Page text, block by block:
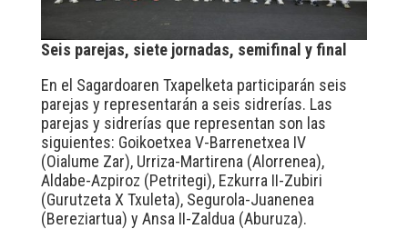
Seis parejas, siete jornadas, semifinal y final
En el Sagardoaren Txapelketa participarán seis
parejas y representarán a seis sidrerías. Las
parejas y sidrerías que representan son las
siguientes: Goikoetxea V-Barrenetxea IV
(Oialume Zar), Urriza-Martirena (Alorrenea),
Aldabe-Azpiroz (Petritegi), Ezkurra II-Zubiri
(Gurutzeta X Txuleta), Segurola-Juanenea
(Bereziartua) y Ansa II-Zaldua (Aburuza).